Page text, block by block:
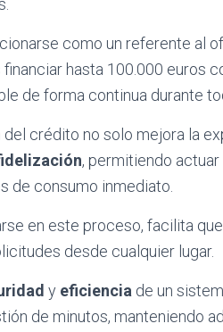
como un referente al
hasta 100.000 euros
de forma continua durante
del crédito no solo mejora la
, permitiendo
de consumo inmediato.
en este proceso, facilita
desde cualquier lugar.
y eficiencia de un
de minutos, manteniendo